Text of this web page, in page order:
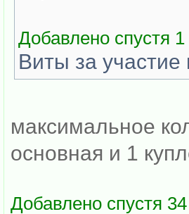
Добавлено спустя
Виты за участие
максимальное
основная и 1
Добавлено спустя